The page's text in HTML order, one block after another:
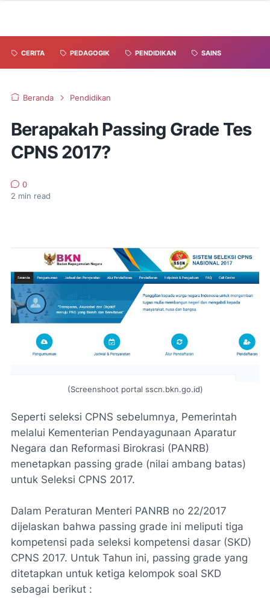
CERITA PEDAGOGIK PENDIDIKAN SAINS
Beranda Pendidikan
Berapakah Passing Grade Tes
CPNS 2017?
0
2 min read
(Screenshoot portal sscn.bkn.go.id)
Seperti seleksi CPNS sebelumnya, Pemerintah
melalui Kementerian Pendayagunaan Aparatur
Negara dan Reformasi Birokrasi (PANRB)
menetapkan passing grade (nilai ambang batas)
untuk Seleksi CPNS 2017.
Dalam Peraturan Menteri PANRB no 22/2017
dijelaskan bahwa passing grade ini meliputi tiga
kompetensi pada seleksi kompetensi dasar (SKD)
CPNS 2017. Untuk Tahun ini, passing grade yang
ditetapkan untuk ketiga kelompok soal SKD
sebagai berikut :